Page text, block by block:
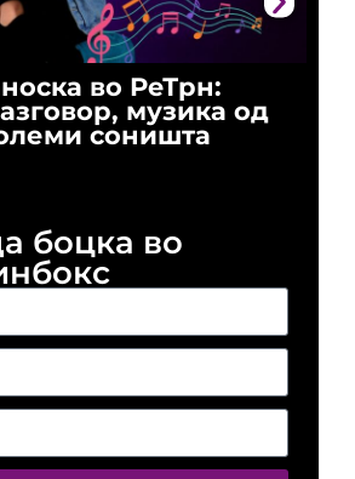
во РеТрн:
музика од
соништа
боцка во